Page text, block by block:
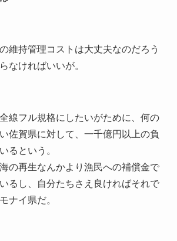
維持管理コストは大丈夫なのだろう
なければいいが。
線フル規格にしたいがために、何の
佐賀県に対して、一千億円以上の負
るという。
の再生なんかより漁民への補償金で
るし、自分たちさえ良ければそれで
ナイ県だ。